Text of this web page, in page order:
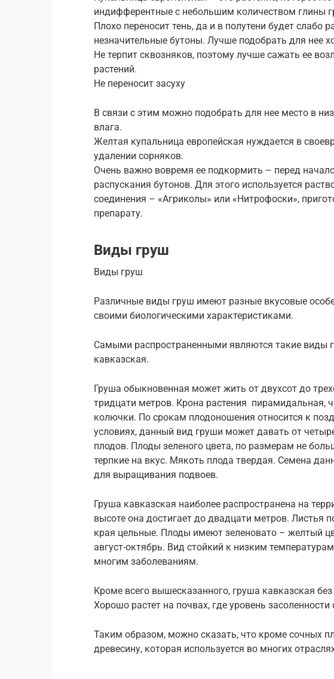
индифферентные с небольшим количеством глины
Плохо переносит тень, да и в полутени будет слабо
незначительные бутоны. Лучше подобрать для нее
Не терпит сквозняков, поэтому лучше сажать ее
растений.
Не переносит засуху
В связи с этим можно подобрать для нее место в
влага.
Желтая купальница европейская нуждается в
удалении сорняков.
Очень важно вовремя ее подкормить – перед
распускания бутонов. Для этого используется
соединения – «Агриколы» или «Нитрофоски»,
препарату.
Виды груш
Виды груш
Различные виды груш имеют разные вкусовые
своими биологическими характеристиками.
Самыми распространенными являются такие виды
кавказская.
Груша обыкновенная может жить от двухсот до
тридцати метров. Крона растения пирамидальная,
колючки. По срокам плодоношения относится к
условиях, данный вид груши может давать от
плодов. Плоды зеленого цвета, по размерам не
терпкие на вкус. Мякоть плода твердая. Семена
для выращивания подвоев.
Груша кавказская наиболее распространена на
высоте она достигает до двадцати метров. Листья
края цельные. Плоды имеют зеленовато – желтый
август-октябрь. Вид стойкий к низким
многим заболеваниям.
Кроме всего вышесказанного, груша кавказская
Хорошо растет на почвах, где уровень
Таким образом, можно сказать, что кроме сочных
древесину, которая используется во многих